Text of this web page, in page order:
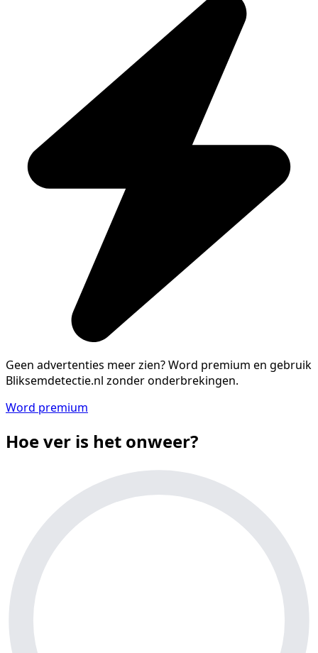
Geen advertenties meer zien?Word premium en gebruik
Bliksemdetectie.nl zonder onderbrekingen.
Word premium
Hoe ver is het onweer?